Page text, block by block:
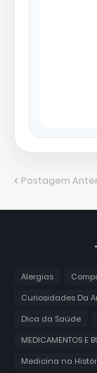
Postagem
Alergias
Curiosidades Da
Dica da Saúde
MEDICAMENTOS E
Medicina na